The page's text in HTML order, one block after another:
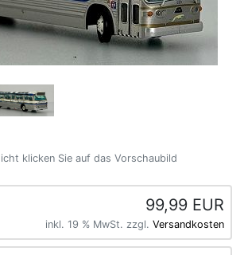
klicken Sie auf das Vorschaubild
99,99 EUR
inkl. 19 % MwSt. zzgl. Versandkosten